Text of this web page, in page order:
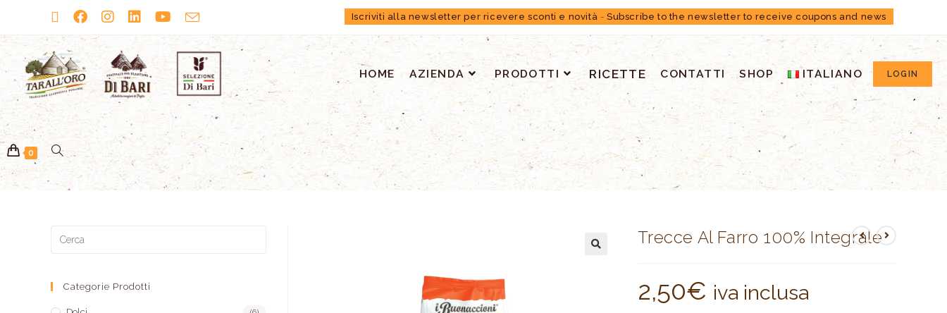
Iscriviti alla newsletter per ricevere sconti e novità - Subscribe to the newsletter to receive coupons and news
LOGIN
HOME AZIENDA PRODOTTI RICETTE CONTATTI SHOP ITALIANO
0
Trecce Al Farro 100% Integrale
2,50€ iva inclusa
Categorie Prodotti